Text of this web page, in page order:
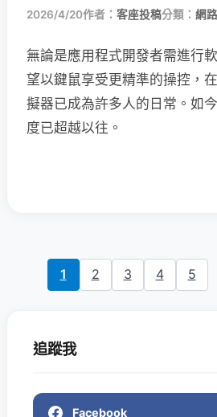
2026/4/20作者： 客座投稿分類： 網
無論是應用程式開發者需進行
望以鍵鼠享受更精準的操控，
擬器已成為許多人的日常。如
度已超越以往。
1 2 3 4 5
追蹤我
Facebook